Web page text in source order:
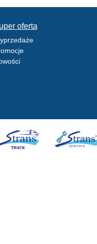
oferta